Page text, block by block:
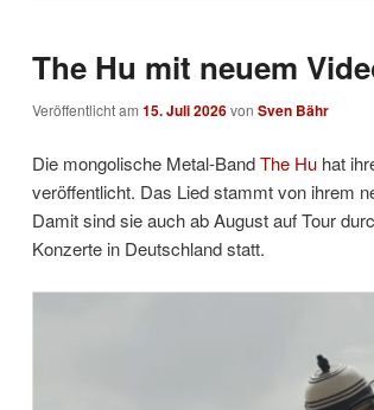
The Hu mit neuem
Veröffentlicht am 15. Juli 2026von Sven Bähr
Die mongolische Metal-BandThe Hu hat
veröffentlicht. Das Lied stammt von ihrem
Damit sind sie auch ab August auf Tour
Konzerte in Deutschland statt.